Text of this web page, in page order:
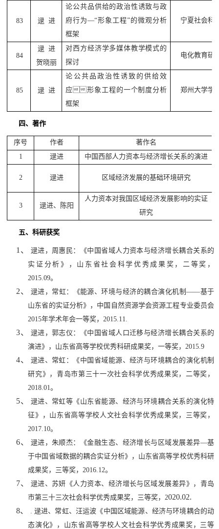
83 逯 进
论公共品供给的政治性诱致与政
府行为—“形象工程”的微观分析
框架
宁夏社会科
84
逯 进
贺晓丽
对西方经济学多媒体教学模式的
探讨
电化教育研
85 逯 进
论公共品政治性诱致的供给效
应
形象工程的一个制度分析
框架
郑州大学学
四、著作
序号 作者
著作名
1
逯进 中国西部人力资本与经济增长关系的演进
2 逯进 区域经济发展的基础环境研究
3 逯进、陈阳
人力资本对我国区域经济发展影响的实证
研究
五、科研获奖
1、 逯进，周惠民：《中国省域人力资本与经济增长耦合关系的
实证分析》，山东省社会科学优秀成果奖，二等奖，
2015.09。
2、 逯进，常虹：《能源、环境与经济的耦合演化机制――基于
山东省的实证分析》，中国自然资源学会资源工程专业委员会
2015年学术年会一等奖， 2015.11.
3、 逯进，郭志仪：《中国省域人口迁移与经济增长耦合关系的
演进》，山东省高等学校优秀科研成果奖，一等奖， 2015.9
4、 逯进、常虹：《中国省域能源、经济与环境耦合的演化机制
研究》，青岛市第三十一次社会科学优秀成果奖，二等奖，
2018.01。
5、 逯进、常虹等《山东省能源、经济与环境耦合关系的演化特
征》，山东省高等学校人文社会科学优秀成果奖，三等奖，
2017.10。
6、 逯进，朱顺杰：《金融生态、经济增长与区域发展差异—基
于中国省域数据的耦合实证分析》，山东省高等学校优秀科研
成果奖，三等奖， 2016.12。
7、 逯进、苏妍《人力资本、经济增长与区域发展差异》，青岛
市第三十三次社会科学优秀成果奖，三等奖， 2020.02.
8、
逯进、常虹、汪运波《中国区域能源、经济与环境耦合的动
态演化》，山东省高等学校人文社会科学优秀成果奖，三等